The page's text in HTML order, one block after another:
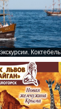
Коктебель